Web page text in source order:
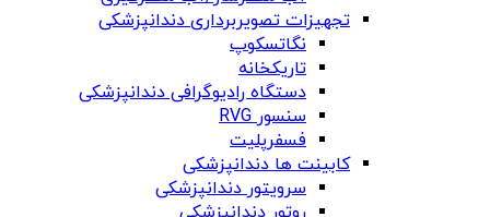
تجهیزات تصویربرداری دندانپزشکی
نگاتسکوپ
تاریکخانه
دستگاه‌ رادیوگرافی دندانپزشکی
سنسور RVG
فسفرپلیت
کابینت ها دندانپزشکی
سرویتور دندانپزشکی